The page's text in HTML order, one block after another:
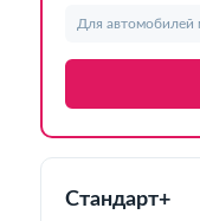
Для автомобилей
Стандарт+